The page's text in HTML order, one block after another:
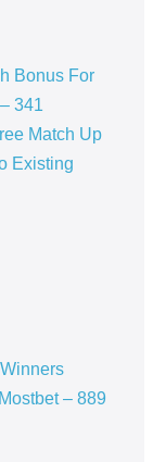
Bonus For
341
Match Up
Existing
– 889